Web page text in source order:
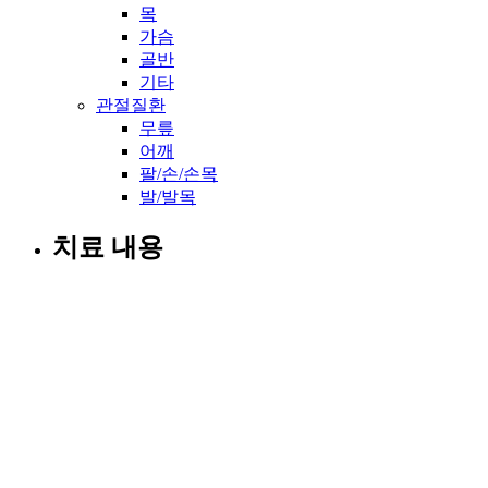
목
가슴
골반
기타
관절질환
무릎
어깨
팔/손/손목
발/발목
치료 내용